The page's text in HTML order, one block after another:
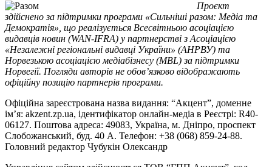
Проєкт
здійснено за підтримки програми «Сильніші разом: Медіа та
Демократія», що реалізується Всесвітньою асоціацією
видавців новин (WAN-IFRA) у партнерстві з Асоціацією
«Незалежні регіональні видавці України» (АНРВУ) та
Норвезькою асоціацією медіабізнесу (MBL) за підтримки
Норвегії. Погляди авторів не обов’язково відображають
офіційну позицію партнерів програми.
Офіційна зареєстрована назва видання: “Акцент”, доменне
ім’я: akzent.zp.ua, ідентифікатор онлайн-медіа в Реєстрі: R40-
06127. Поштова адреса: 49083, Україна, м. Дніпро, проспект
Слобожанський, буд. 40 А. Телефон: +38 (068) 859-24-88.
Головний редактор Чубукін Олександр